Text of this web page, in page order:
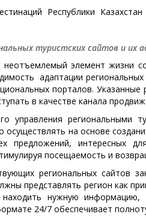
Республики
туристских сайтов и их
неотъемлемый элемент жизни
адаптации региональных
порталов.
в качестве канала
управления
на основе
предложений, интересных
посещаемость и
региональных сайтов
представлять регион как
нужную информацию,
24/7 обеспечивает